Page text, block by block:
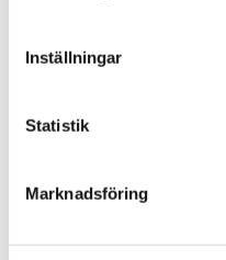
Inställningar
Statistik
Marknadsföring
En snabb översikt över
Att vara